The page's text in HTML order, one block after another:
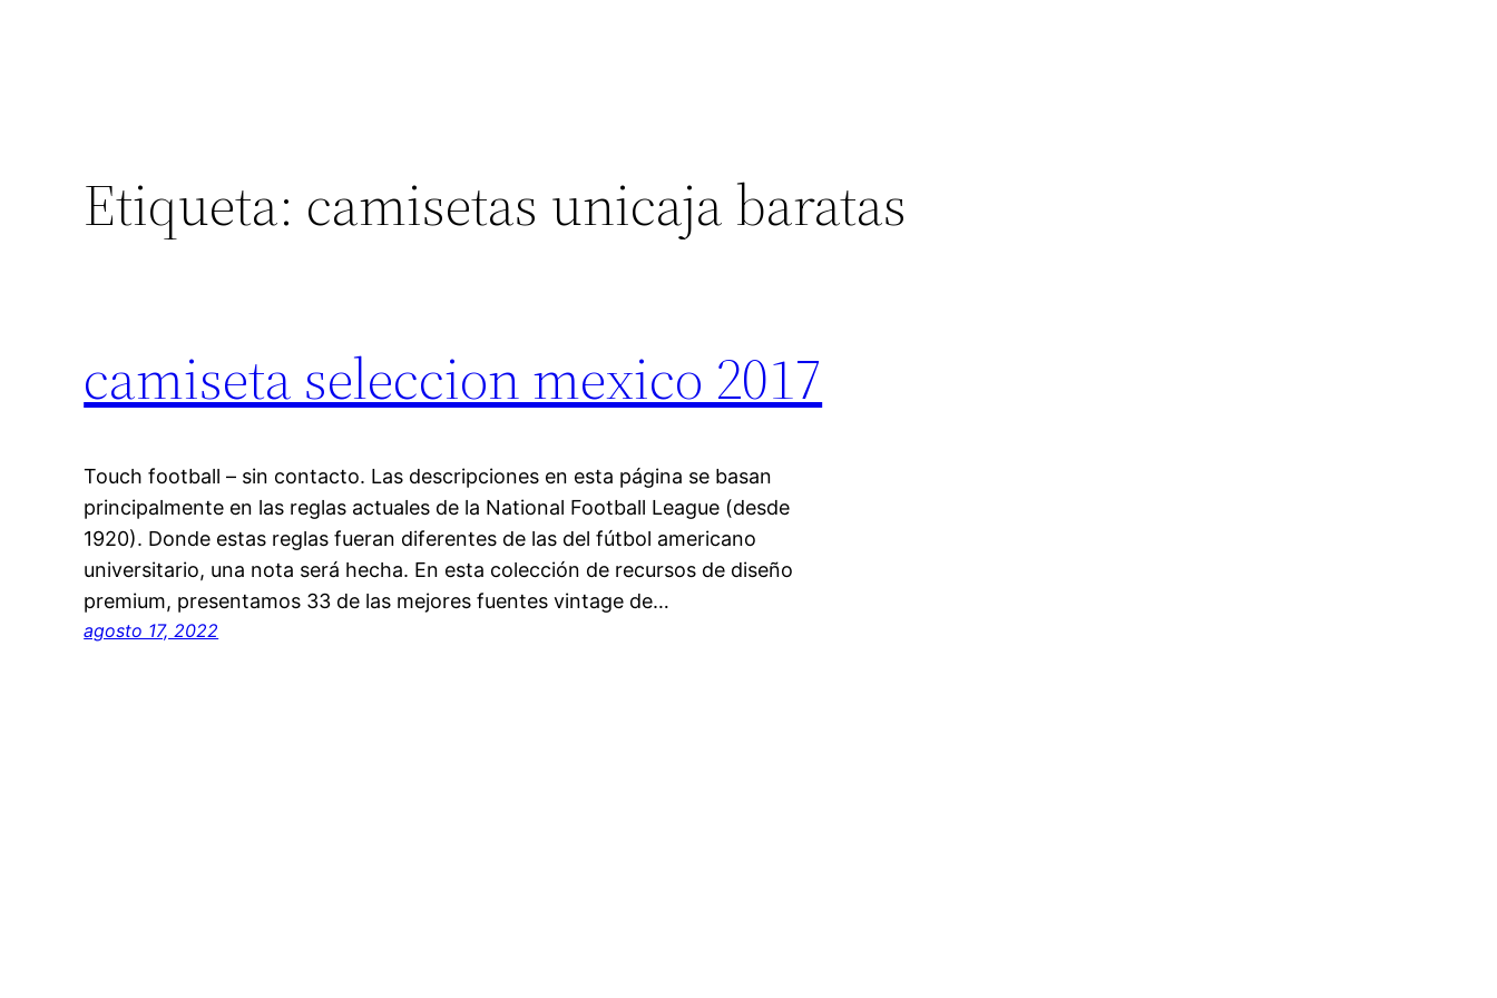
Etiqueta: camisetas unicaja baratas
camiseta seleccion mexico 2017
Touch football – sin contacto. Las descripciones en esta página se basan
principalmente en las reglas actuales de la National Football League (desde
1920). Donde estas reglas fueran diferentes de las del fútbol americano
universitario, una nota será hecha. En esta colección de recursos de diseño
premium, presentamos 33 de las mejores fuentes vintage de…
agosto 17, 2022